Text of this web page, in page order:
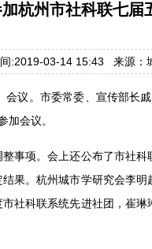
杭州市社科联七届
:2019-03-14 15:43 来源：
议。市委常委、宣传部长
加会议。
事项。会上还公布了市社
果。杭州城市学研究会李
社科联系统先进社团，崔